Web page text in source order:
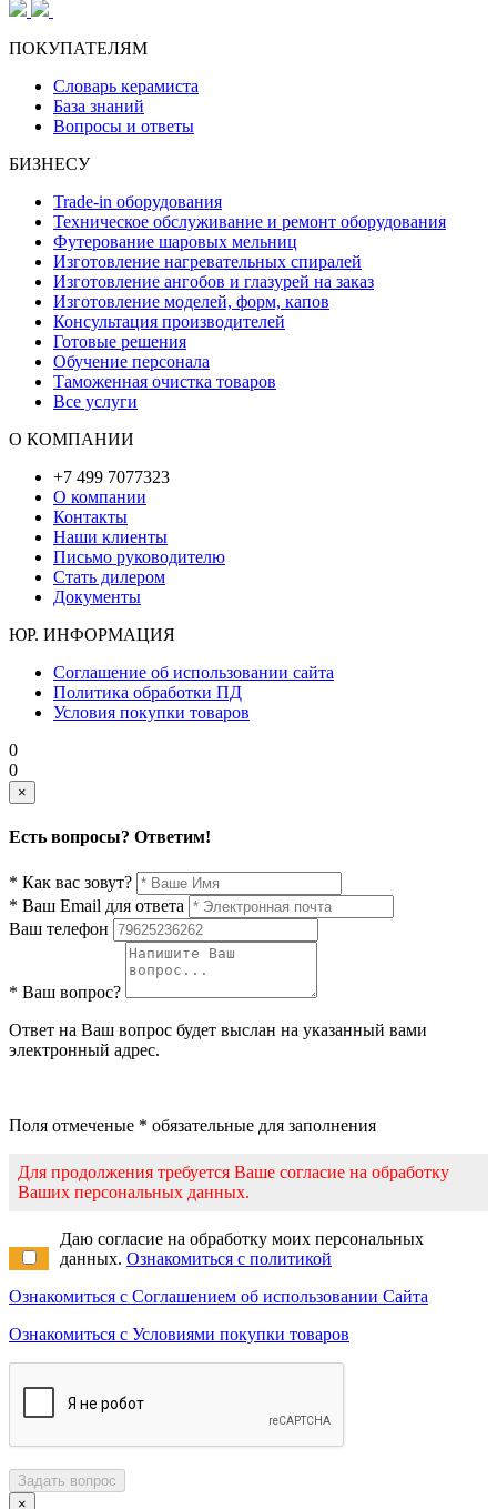
ПОКУПАТЕЛЯМ
Словарь керамиста
База знаний
Вопросы и ответы
БИЗНЕСУ
Trade-in оборудования
Техническое обслуживание и ремонт оборудования
Футерование шаровых мельниц
Изготовление нагревательных спиралей
Изготовление ангобов и глазурей на заказ
Изготовление моделей, форм, капов
Консультация производителей
Готовые решения
Обучение персонала
Таможенная очистка товаров
Все услуги
О КОМПАНИИ
+7 499 7077323
О компании
Контакты
Наши клиенты
Письмо руководителю
Стать дилером
Документы
ЮР. ИНФОРМАЦИЯ
Соглашение об использовании сайта
Политика обработки ПД
Условия покупки товаров
0
0
×
Есть вопросы? Ответим!
* Как вас зовут?
* Ваш Email для ответа
Ваш телефон
* Ваш вопрос?
Ответ на Ваш вопрос будет выслан на указанный вами
электронный адрес.
Поля отмеченые * обязательные для заполнения
Для продолжения требуется Ваше согласие на обработку
Ваших персональных данных.
Даю согласие на обработку моих персональных
данных. Ознакомиться с политикой
Ознакомиться с Соглашением об использовании Сайта
Ознакомиться с Условиями покупки товаров
Задать вопрос
×